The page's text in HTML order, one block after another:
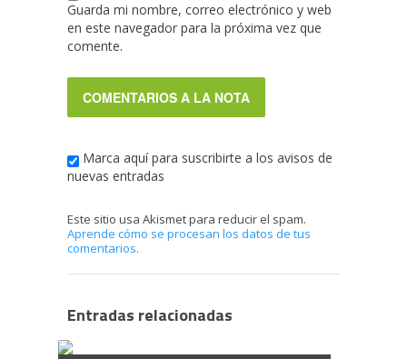
Guarda mi nombre, correo electrónico y web
en este navegador para la próxima vez que
comente.
Marca aquí para suscribirte a los avisos de
nuevas entradas
Este sitio usa Akismet para reducir el spam.
Aprende cómo se procesan los datos de tus
comentarios.
Entradas relacionadas